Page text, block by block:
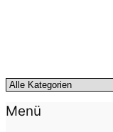
KursTipps.de
Weil
Lebensqualität
Menü